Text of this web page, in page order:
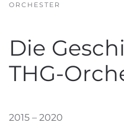
ORCHESTER
Die
THG-
2015 – 2020